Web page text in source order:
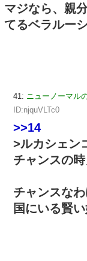
マジなら、親
てるベラルー
41: ニューノーマル
ID:njquVLTc0
>>14
>ルカシェン
チャンスの時
チャンスな
国にいる賢